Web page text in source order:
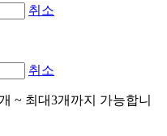
취소
취소
~ 최대3개까지 가능합니